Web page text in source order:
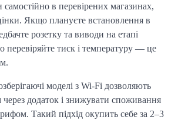
самостійно в перевірених магазинах,
Якщо плануєте встановлення в
розетку та виводи на етапі
перевіряйте тиск і температуру — це
моделі з Wi-Fi дозволяють
через додаток і знижувати споживання
Такий підхід окупить себе за 2–3